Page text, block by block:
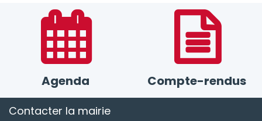
Agenda Compte-rendus
Contacter la mairie